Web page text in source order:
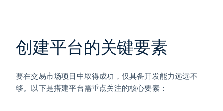
创建平台的关键要素
要在交易市场项目中取得成功，仅具备开发能力远远不
够。以下是搭建平台需重点关注的核心要素：